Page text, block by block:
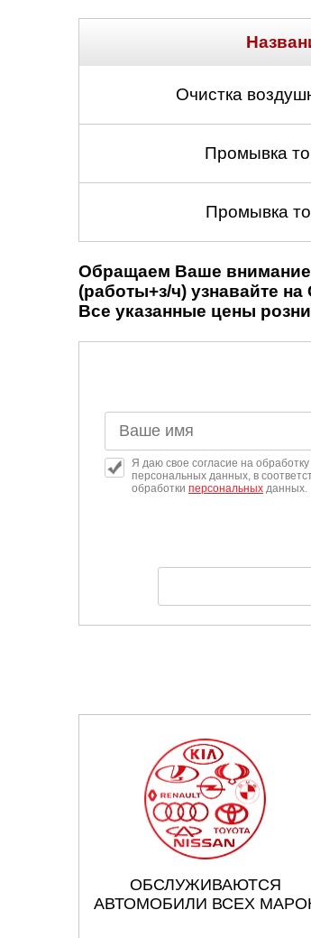
Очистка
Промывка
Промывка
Обращаем Ваше внимание:
(работы+з/ч) узнавайте
Все указанные цены
Я даю свое согласие на
персональных данных, в
обработки персональных данных.
ОБСЛУЖИВАЮТСЯ
АВТОМОБИЛИ ВСЕХ